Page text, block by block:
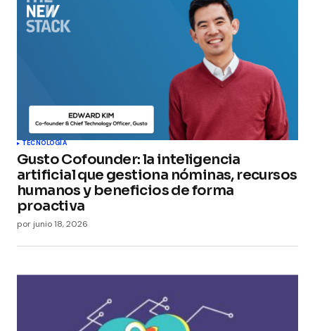
Your E-mail
Guarda mi nombre, correo electrónico y web en
este navegador para la próxima vez que
Submit Comment
TECNOLOGÍA
Gusto Cofounder: la inteligencia
artificial que gestiona nóminas, recursos
humanos y beneficios de forma
proactiva
por junio 18, 2026